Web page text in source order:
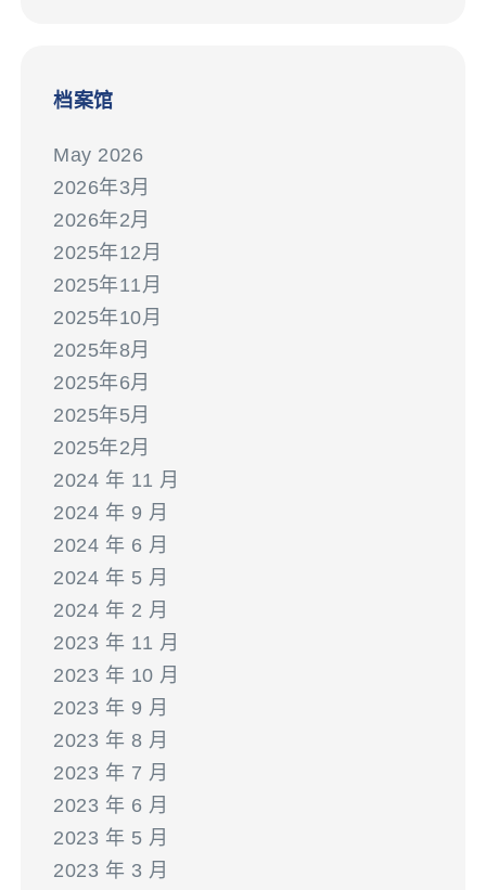
档案馆
May 2026
2026年3月
2026年2月
2025年12月
2025年11月
2025年10月
2025年8月
2025年6月
2025年5月
2025年2月
2024 年 11 月
2024 年 9 月
2024 年 6 月
2024 年 5 月
2024 年 2 月
2023 年 11 月
2023 年 10 月
2023 年 9 月
2023 年 8 月
2023 年 7 月
2023 年 6 月
2023 年 5 月
2023 年 3 月